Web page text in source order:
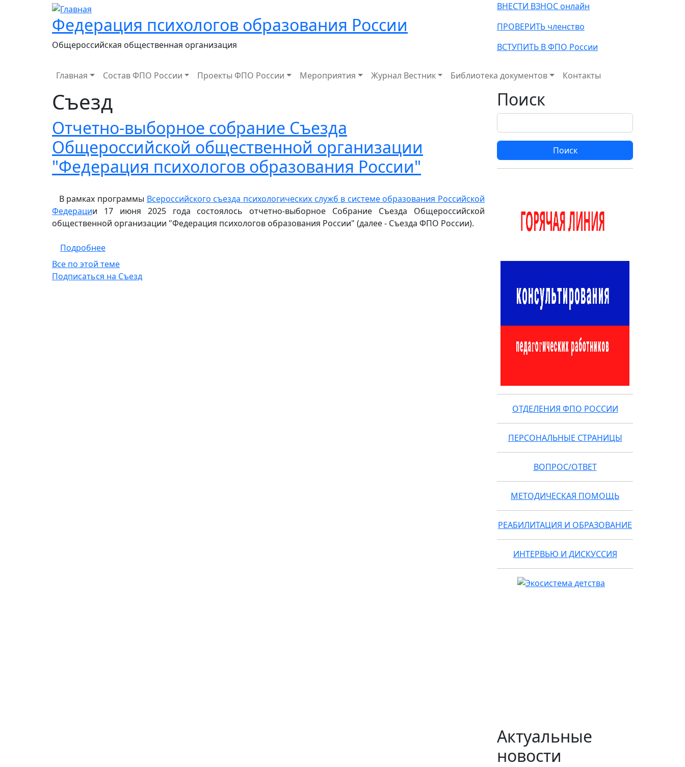
Федерация психологов образования России
Общероссийская общественная организация
ВНЕСТИ ВЗНОС онлайн
ПРОВЕРИТЬ членство
ВСТУПИТЬ В ФПО России
Main navigation
Главная Состав ФПО России Проекты ФПО России Мероприятия Журнал Вестник Библиотека документов Контакты
Съезд
Отчетно-выборное собрание Съезда
Общероссийской общественной организации
"Федерация психологов образования России"
В рамках программы Всероссийского съезда психологических служб в системе образования Российской
Федерации 17 июня 2025 года состоялось отчетно-выборное Собрание Съезда Общероссийской
общественной организации "Федерация психологов образования России" (далее - Съезда ФПО России).
Подробнеео Отчетно-выборное собрание Съезда Общероссийской общественной организации "Федерация психологов образования России"
Все по этой теме
Подписаться на Съезд
Поиск
Поиск
ОТДЕЛЕНИЯ ФПО РОССИИ
ПЕРСОНАЛЬНЫЕ СТРАНИЦЫ
ВОПРОС/ОТВЕТ
МЕТОДИЧЕСКАЯ ПОМОЩЬ
РЕАБИЛИТАЦИЯ И ОБРАЗОВАНИЕ
ИНТЕРВЬЮ И ДИСКУССИЯ
Актуальные
новости